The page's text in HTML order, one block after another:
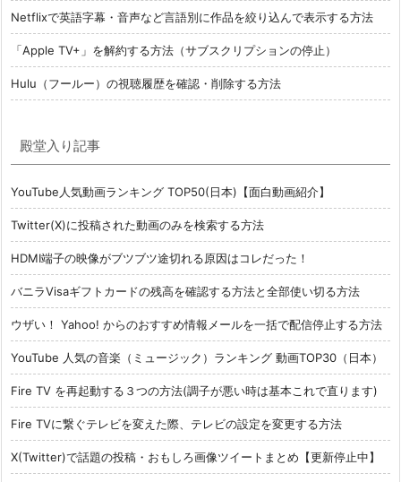
Netflixで英語字幕・音声など言語別に作品を絞り込んで表示する方法
「Apple TV+」を解約する方法（サブスクリプションの停止）
Hulu（フールー）の視聴履歴を確認・削除する方法
殿堂入り記事
YouTube人気動画ランキング TOP50(日本)【面白動画紹介】
Twitter(X)に投稿された動画のみを検索する方法
HDMI端子の映像がブツブツ途切れる原因はコレだった！
バニラVisaギフトカードの残高を確認する方法と全部使い切る方法
ウザい！ Yahoo! からのおすすめ情報メールを一括で配信停止する方法
YouTube 人気の音楽（ミュージック）ランキング 動画TOP30（日本）
Fire TV を再起動する３つの方法(調子が悪い時は基本これで直ります)
Fire TVに繋ぐテレビを変えた際、テレビの設定を変更する方法
X(Twitter)で話題の投稿・おもしろ画像ツイートまとめ【更新停止中】